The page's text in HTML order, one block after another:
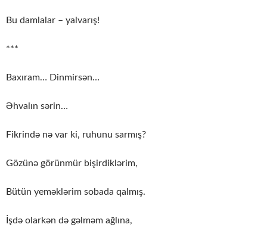
Bu damlalar – yalvarış!
***
Baxıram… Dinmirsən…
Əhvalın sərin…
Fikrində nə var ki, ruhunu sarmış?
Gözünə görünmür bişirdiklərim,
Bütün yeməklərim sobada qalmış.
İşdə olarkən də gəlməm ağlına,